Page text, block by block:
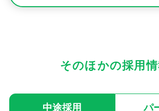
そのほかの採用情
中途採用 パ